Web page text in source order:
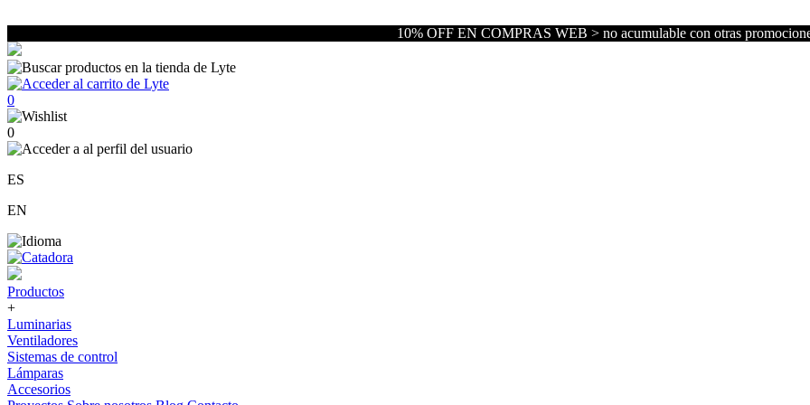
10% OFF EN COMPRAS WEB > no acumulable con otras
0
0
ES
EN
Productos
+
Luminarias
Ventiladores
Sistemas de control
Lámparas
Accesorios